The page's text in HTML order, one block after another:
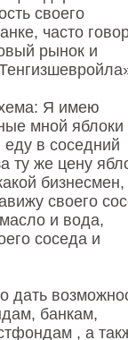
своего
часто
рынок и
Я имею
мной яблоки
еду в соседний
ту же цену
бизнесмен,
своего
и вода,
соседа и
дать
банкам,
, а